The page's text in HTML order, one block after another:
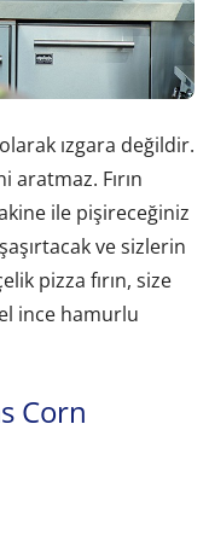
ızgara değildir.
aratmaz. Fırın
ile pişireceğiniz
ve sizlerin
pizza fırın, size
ince hamurlu
Corn